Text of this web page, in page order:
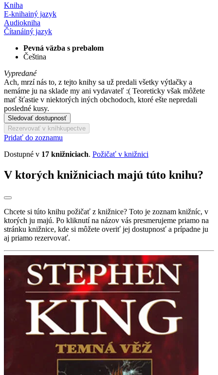
Kniha
E-knihainý jazyk
Audiokniha
Čítanáiný jazyk
Pevná väzba s prebalom
Čeština
Vypredané
Ach, mrzí nás to, z tejto knihy sa už predali všetky výtlačky a
nemáme ju na sklade my ani vydavateľ :( Teoreticky však môžete
mať šťastie v niektorých iných obchodoch, ktoré ešte nepredali
posledné kusy.
Sledovať dostupnosť
Rezervovať v kníhkupectve
Pridať do zoznamu
Dostupné v 17 knižniciach. Požičať v knižnici
V ktorých knižniciach majú túto knihu?
Chcete si túto knihu požičať z knižnice? Toto je zoznam knižníc, v
ktorých ju majú. Po kliknutí na názov vás presmerujeme priamo na
stránku knižnice, kde si môžete overiť jej dostupnosť a prípadne ju
aj priamo rezervovať.